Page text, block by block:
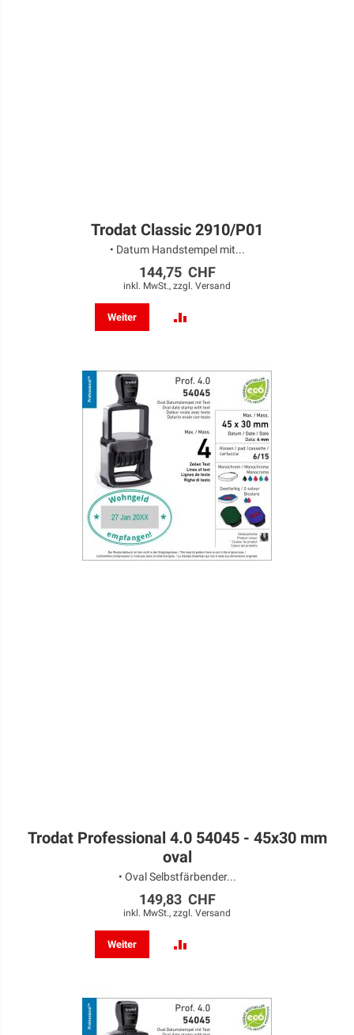
Trodat Classic 2910/P01
• Datum Handstempel mit...
144,75 CHF
inkl. MwSt., zzgl. Versand
Weiter
HINZUFÜGEN
Trodat Professional 4.0 54045 - 45x30 mm
oval
• Oval Selbstfärbender...
149,83 CHF
inkl. MwSt., zzgl. Versand
Weiter
HINZUFÜGEN